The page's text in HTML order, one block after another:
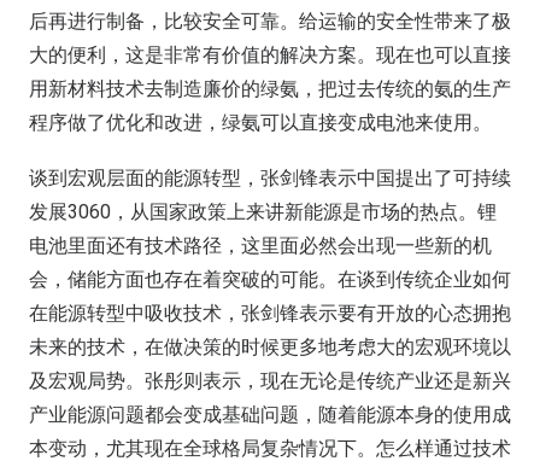
后再进行制备，比较安全可靠。给运输的安全性带来了极
大的便利，这是非常有价值的解决方案。现在也可以直接
用新材料技术去制造廉价的绿氨，把过去传统的氨的生产
程序做了优化和改进，绿氨可以直接变成电池来使用。
谈到宏观层面的能源转型，张剑锋表示中国提出了可持续
发展3060，从国家政策上来讲新能源是市场的热点。锂
电池里面还有技术路径，这里面必然会出现一些新的机
会，储能方面也存在着突破的可能。在谈到传统企业如何
在能源转型中吸收技术，张剑锋表示要有开放的心态拥抱
未来的技术，在做决策的时候更多地考虑大的宏观环境以
及宏观局势。张彤则表示，现在无论是传统产业还是新兴
产业能源问题都会变成基础问题，随着能源本身的使用成
本变动，尤其现在全球格局复杂情况下。怎么样通过技术